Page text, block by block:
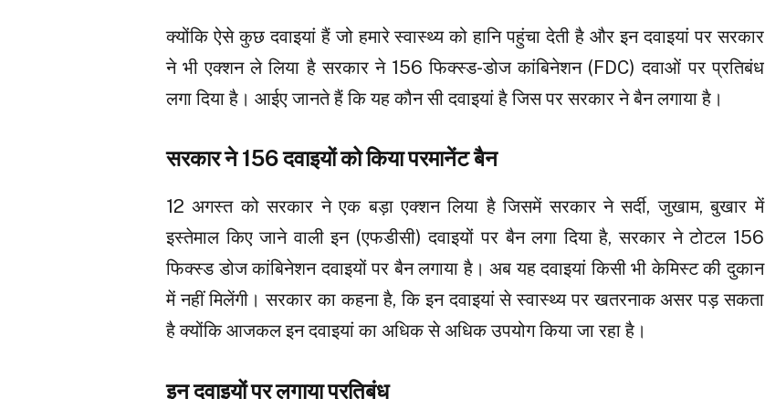
क्योंकि ऐसे कुछ दवाइयां हैं जो हमारे स्वास्थ्य को हानि पहुंचा देती है और इन दवाइयां पर सरकार
ने भी एक्शन ले लिया है सरकार ने 156 फिक्स्ड-डोज कांबिनेशन (FDC) दवाओं पर प्रतिबंध
लगा दिया है। आईए जानते हैं कि यह कौन सी दवाइयां है जिस पर सरकार ने बैन लगाया है।
सरकार ने 156 दवाइयों को किया परमानेंट बैन
12 अगस्त को सरकार ने एक बड़ा एक्शन लिया है जिसमें सरकार ने सर्दी, जुखाम, बुखार में
इस्तेमाल किए जाने वाली इन (एफडीसी) दवाइयों पर बैन लगा दिया है, सरकार ने टोटल 156
फिक्स्ड डोज कांबिनेशन दवाइयों पर बैन लगाया है। अब यह दवाइयां किसी भी केमिस्ट की दुकान
में नहीं मिलेंगी। सरकार का कहना है, कि इन दवाइयां से स्वास्थ्य पर खतरनाक असर पड़ सकता
है क्योंकि आजकल इन दवाइयां का अधिक से अधिक उपयोग किया जा रहा है।
इन दवाइयों पर लगाया प्रतिबंध